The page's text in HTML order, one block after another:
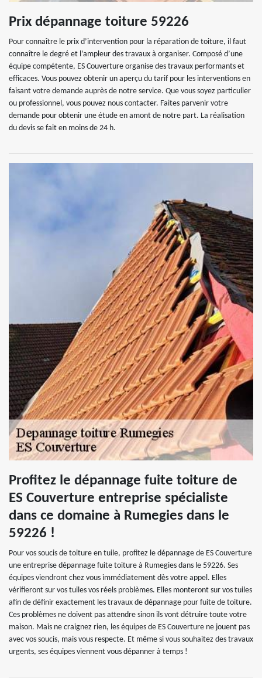
Prix dépannage toiture 59226
Pour connaître le prix d’intervention pour la réparation de toiture, il faut
connaître le degré et l’ampleur des travaux à organiser. Composé d’une
équipe compétente, ES Couverture organise des travaux performants et
efficaces. Vous pouvez obtenir un aperçu du tarif pour les interventions en
faisant votre demande auprès de notre service. Que vous soyez particulier
ou professionnel, vous pouvez nous contacter. Faites parvenir votre
demande pour obtenir une étude en amont de notre part. La réalisation
du devis se fait en moins de 24 h.
Profitez le dépannage fuite toiture de
ES Couverture entreprise spécialiste
dans ce domaine à Rumegies dans le
59226 !
Pour vos soucis de toiture en tuile, profitez le dépannage de ES Couverture
une entreprise dépannage fuite toiture à Rumegies dans le 59226. Ses
équipes viendront chez vous immédiatement dès votre appel. Elles
vérifieront sur vos tuiles vos réels problèmes. Elles monteront sur vos tuiles
afin de définir exactement les travaux de dépannage pour fuite de toiture.
Ces problèmes ne doivent pas attendre sinon ils vont détruire toute votre
maison. Mais ne craignez rien, les équipes de ES Couverture ne jouent pas
avec vos soucis, mais vous respecte. Et même si vous souhaitez des travaux
urgents, ses équipes viennent vous dépanner à temps !